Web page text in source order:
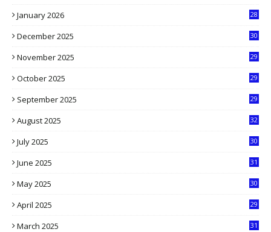
January 2026
28
December 2025
30
November 2025
29
October 2025
29
September 2025
29
August 2025
32
July 2025
30
June 2025
31
May 2025
30
April 2025
29
March 2025
31